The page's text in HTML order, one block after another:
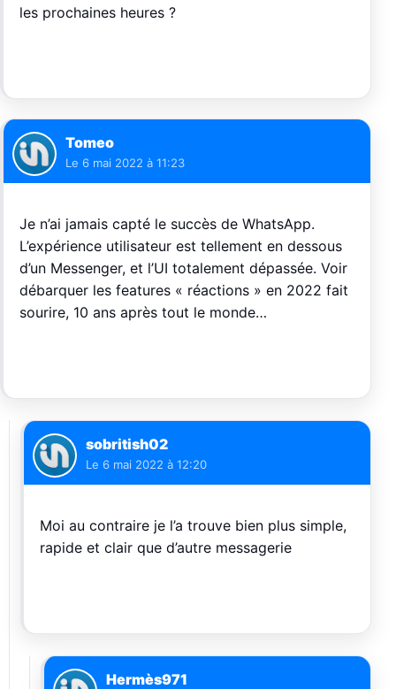
les prochaines heures ?
Tomeo
Le 6 mai 2022 à 11:23
Je n’ai jamais capté le succès de WhatsApp.
L’expérience utilisateur est tellement en dessous
d’un Messenger, et l’UI totalement dépassée. Voir
débarquer les features « réactions » en 2022 fait
sourire, 10 ans après tout le monde…
sobritish02
Le 6 mai 2022 à 12:20
Moi au contraire je l’a trouve bien plus simple,
rapide et clair que d’autre messagerie
Hermès971